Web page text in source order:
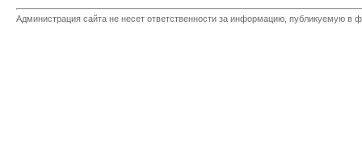
Администрация сайта не несет ответственности за информацию, публикуемую